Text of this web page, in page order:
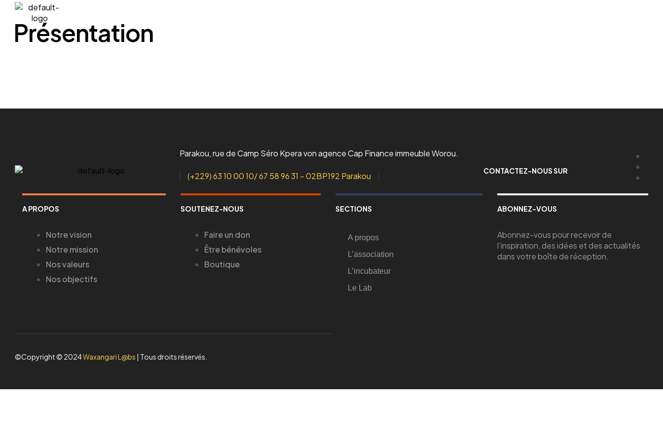
Présentation
Parakou, rue de Camp Séro Kpera von agence Cap Finance immeuble Worou.
(+229) 63 10 00 10/ 67 58 96 31 – 02BP192 Parakou CONTACTEZ-NOUS SUR
A PROPOS
Notre vision
Notre mission
Nos valeurs
Nos objectifs
SOUTENEZ-NOUS
Faire un don
Être bénévoles
Boutique
SECTIONS
A propos
L’association
L’incubateur
Le Lab
ABONNEZ-VOUS
Abonnez-vous pour recevoir de
l’inspiration, des idées et des actualités
dans votre boîte de réception.
©Copyright © 2024Waxangari L@bs | Tous droits réservés.